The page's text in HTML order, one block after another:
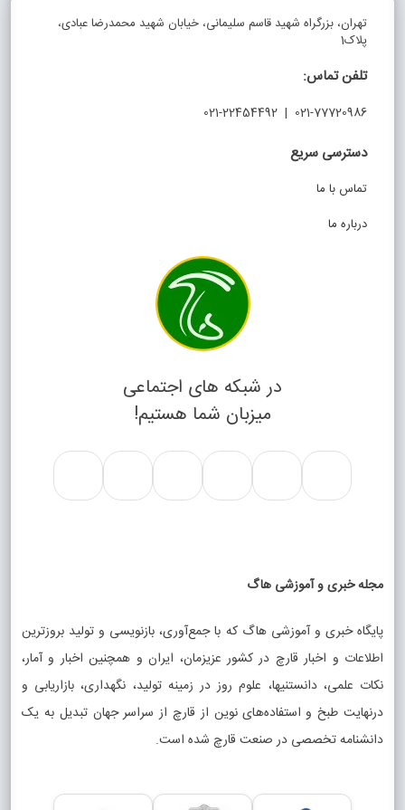
تهران، بزرگراه شهید قاسم سلیمانی، خیابان شهید محمدرضا عبادی،
پلاک1
تلفن تماس:
021-77720986 | 021-22454492
دسترسی سریع
تماس با ما
درباره ما
در شبکه های اجتماعی
میزبان شما هستیم!
مجله خبری و آموزشی هاگ
پایگاه خبری و آموزشی هاگ که با جمع‌آوری، بازنویسی و تولید بروزترین
اطلاعات و اخبار قارچ در کشور عزیزمان، ایران و همچنین اخبار و آمار،
نکات علمی، دانستنیها، علوم روز در زمینه تولید، نگهداری، بازاریابی و
درنهایت طبخ و استفاده‌های نوین از قارچ از سراسر جهان تبدیل به یک
دانشنامه تخصصی در صنعت قارچ شده است.